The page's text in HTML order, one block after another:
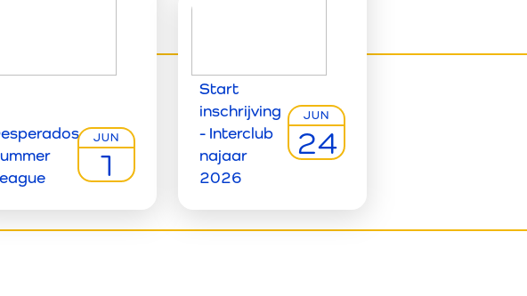
JUN
1
Start
inschrijving
- Interclub
najaar
2026
JUN
24